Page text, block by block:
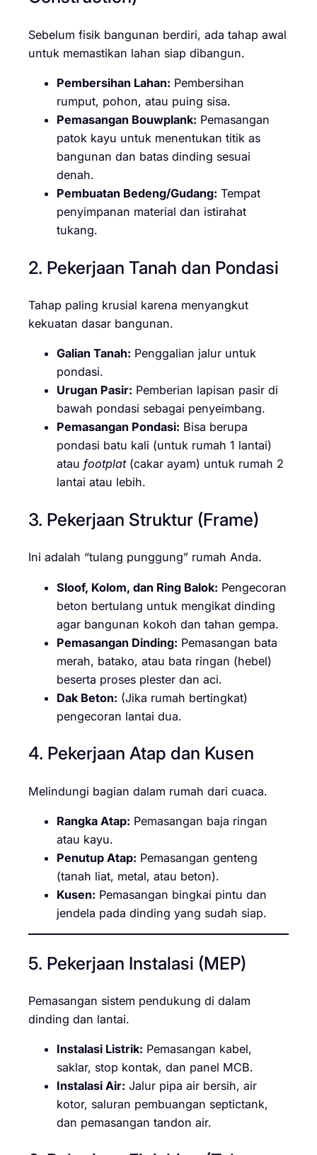
Sebelum fisik bangunan berdiri, ada tahap awal
untuk memastikan lahan siap dibangun.
Pembersihan Lahan: Pembersihan
rumput, pohon, atau puing sisa.
Pemasangan Bouwplank: Pemasangan
patok kayu untuk menentukan titik as
bangunan dan batas dinding sesuai
denah.
Pembuatan Bedeng/Gudang: Tempat
penyimpanan material dan istirahat
tukang.
2. Pekerjaan Tanah dan Pondasi
Tahap paling krusial karena menyangkut
kekuatan dasar bangunan.
Galian Tanah: Penggalian jalur untuk
pondasi.
Urugan Pasir: Pemberian lapisan pasir di
bawah pondasi sebagai penyeimbang.
Pemasangan Pondasi: Bisa berupa
pondasi batu kali (untuk rumah 1 lantai)
atau footplat(cakar ayam) untuk rumah 2
lantai atau lebih.
3. Pekerjaan Struktur (Frame)
Ini adalah “tulang punggung” rumah Anda.
Sloof, Kolom, dan Ring Balok: Pengecoran
beton bertulang untuk mengikat dinding
agar bangunan kokoh dan tahan gempa.
Pemasangan Dinding: Pemasangan bata
merah, batako, atau bata ringan (hebel)
beserta proses plester dan aci.
Dak Beton: (Jika rumah bertingkat)
pengecoran lantai dua.
4. Pekerjaan Atap dan Kusen
Melindungi bagian dalam rumah dari cuaca.
Rangka Atap: Pemasangan baja ringan
atau kayu.
Penutup Atap: Pemasangan genteng
(tanah liat, metal, atau beton).
Kusen: Pemasangan bingkai pintu dan
jendela pada dinding yang sudah siap.
5. Pekerjaan Instalasi (MEP)
Pemasangan sistem pendukung di dalam
dinding dan lantai.
Instalasi Listrik: Pemasangan kabel,
saklar, stop kontak, dan panel MCB.
Instalasi Air: Jalur pipa air bersih, air
kotor, saluran pembuangan septictank,
dan pemasangan tandon air.